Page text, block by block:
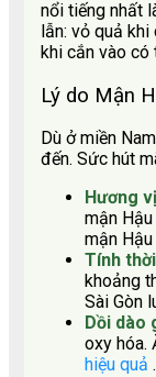
nổi tiếng nhất
lẫn: vỏ quả
khi cắn vào có
Lý do Mận
Dù ở miền
đến. Sức hút
Hương
mận
mận
Tính
khoảng
Sài Gòn
Dồi dào
oxy hóa.
hiệu quả .